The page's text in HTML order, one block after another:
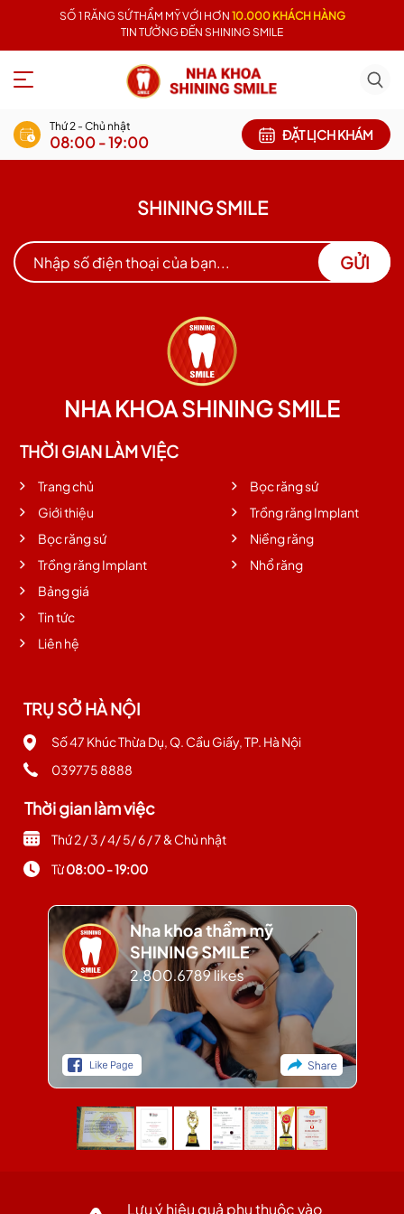
SỐ 1 RĂNG SỨ THẨM MỸ VỚI HƠN 10.000 KHÁCH HÀNG
TIN TƯỞNG ĐẾN SHINING SMILE
Thứ 2 - Chủ nhật
08:00 - 19:00 ĐẶT LỊCH KHÁM
SHINING SMILE
GỬI
NHA KHOA SHINING SMILE
THỜI GIAN LÀM VIỆC
Trang chủ
Giới thiệu
Bọc răng sứ
Trồng răng Implant
Bảng giá
Tin tức
Liên hệ
Bọc răng sứ
Trồng răng Implant
Niềng răng
Nhổ răng
TRỤ SỞ HÀ NỘI
Số 47 Khúc Thừa Dụ, Q. Cầu Giấy, TP. Hà Nội
039775 8888
Thời gian làm việc
Thứ 2 / 3 / 4/ 5/ 6 / 7 & Chủ nhật
Từ08:00 - 19:00
Lưu ý hiệu quả phụ thuộc vào